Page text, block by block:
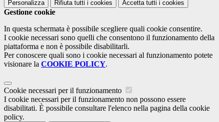
Personalizza Rifiuta tutti i cookies Accetta tutti i cookies
Gestione cookie
In questa schermata è possibile scegliere quali cookie consentire.
I cookie necessari sono quelli che consentono il funzionamento della
piattaforma e non è possibile disabilitarli.
Per conoscere quali sono i cookie necessari al funzionamento potete
visionare la COOKIE POLICY.
Cookie necessari per il funzionamento
I cookie necessari per il funzionamento non possono essere
disabilitati. È possibile consultare l'elenco nella pagina della cookie
policy.